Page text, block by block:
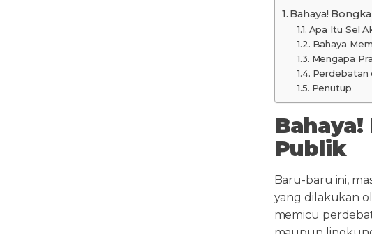
Bahaya!
Apa Itu Sel
Bahaya
Mengapa
Perdebatan
Penutup
Publik
Baru-baru ini,
yang dilakukan
memicu